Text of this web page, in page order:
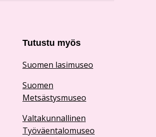
Tutustu myös
Suomen lasimuseo
Suomen
Metsästysmuseo
Valtakunnallinen
Työväentalomuseo